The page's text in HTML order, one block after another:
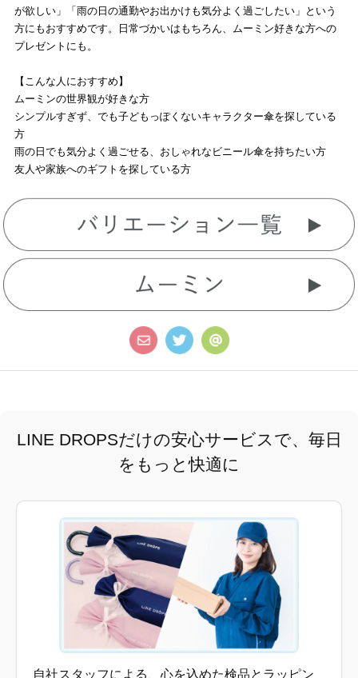
が欲しい」「雨の日の通勤やお出かけも気分よく過ごしたい」という
方にもおすすめです。日常づかいはもちろん、ムーミン好きな方への
プレゼントにも。
【こんな人におすすめ】
ムーミンの世界観が好きな方
シンプルすぎず、でも子どもっぽくないキャラクター傘を探している
方
雨の日でも気分よく過ごせる、おしゃれなビニール傘を持ちたい方
友人や家族へのギフトを探している方
LINE DROPSだけの安心サービスで、毎日
をもっと快適に
自社スタッフによる、心を込めた検品とラッピン